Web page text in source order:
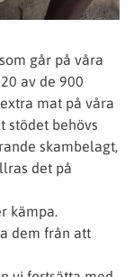
går på våra
av de 900
mat på våra
stödet behövs
skambelagt,
det på
kämpa.
dem från att